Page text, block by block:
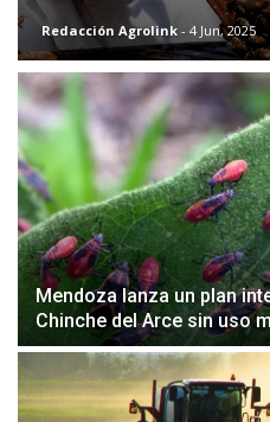
Redacción Agrolink - 4 Jun, 2025
Mendoza lanza un plan
Chinche del Arce sin uso